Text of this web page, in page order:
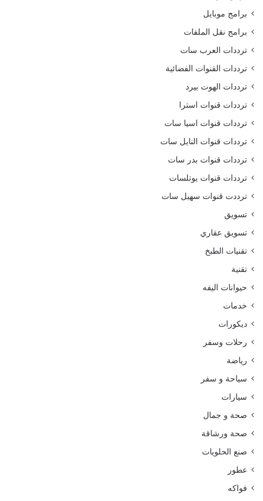
برامج موبايل
برامج نقل الملفات
ترددات العرب سات
ترددات القنوات الفضائية
ترددات الهوت بيرد
ترددات قنوات استرا
ترددات قنوات اسيا سات
ترددات قنوات النايل سات
ترددات قنوات بدر سات
ترددات قنوات يوتلسات
ترددت قنوات سهيل سات
تسويق
تسويق عقاري
تقنيات الطبخ
تقنية
حيوانات اليفه
خدمات
ديكورات
رحلات وسفر
رياضة
سياحة و سفر
سيارات
صحة و جمال
صحة ورشاقة
صنع الحلويات
عطور
فواكه